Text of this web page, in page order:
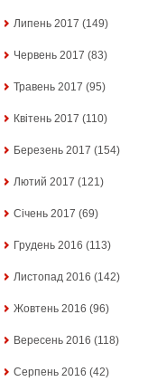
Липень 2017 (149)
Червень 2017 (83)
Травень 2017 (95)
Квітень 2017 (110)
Березень 2017 (154)
Лютий 2017 (121)
Січень 2017 (69)
Грудень 2016 (113)
Листопад 2016 (142)
Жовтень 2016 (96)
Вересень 2016 (118)
Серпень 2016 (42)